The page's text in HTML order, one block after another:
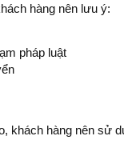
hàng nên lưu ý:
pháp luật
khách hàng nên sử